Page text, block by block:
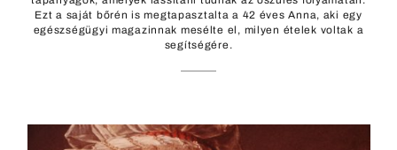
Ezt a saját bőrén is megtapasztalta a 42 éves Anna, aki egy
egészségügyi magazinnak mesélte el, milyen ételek voltak a
segítségére.